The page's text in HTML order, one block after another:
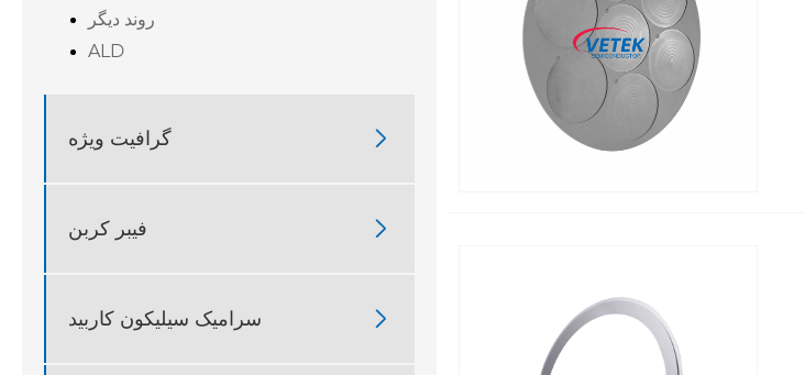
روند دیگر
ALD
گرافیت ویژه 
فیبر کربن 
سرامیک سیلیکون کاربید 